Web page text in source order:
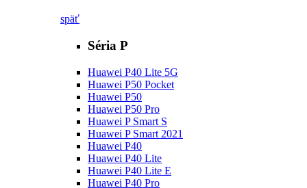
späť
Séria P
Huawei P40 Lite 5G
Huawei P50 Pocket
Huawei P50
Huawei P50 Pro
Huawei P Smart S
Huawei P Smart 2021
Huawei P40
Huawei P40 Lite
Huawei P40 Lite E
Huawei P40 Pro